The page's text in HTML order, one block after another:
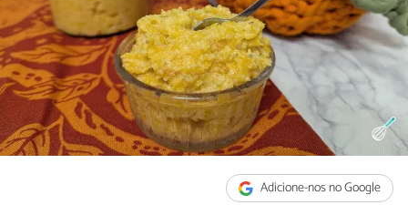
Adicione-nos no Google